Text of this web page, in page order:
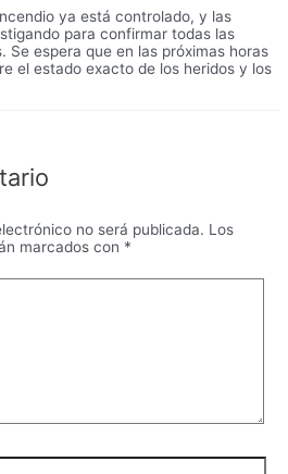
ya está controlado, y las
para confirmar todas las
Se espera que en las próximas horas
el estado exacto de los heridos y los
no será publicada. Los
marcados con *